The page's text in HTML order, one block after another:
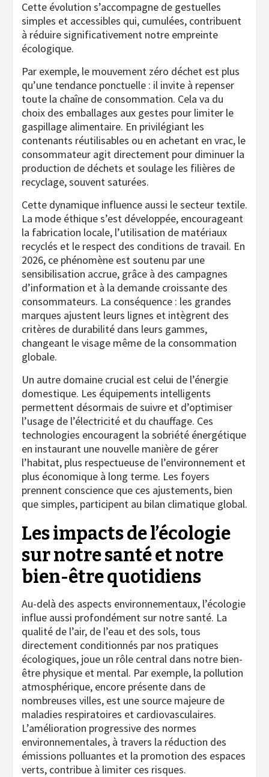
Cette évolution s’accompagne de gestuelles
simples et accessibles qui, cumulées, contribuent
à réduire significativement notre empreinte
écologique.
Par exemple, le mouvement zéro déchet est plus
qu’une tendance ponctuelle : il invite à repenser
toute la chaîne de consommation. Cela va du
choix des emballages aux gestes pour limiter le
gaspillage alimentaire. En privilégiant les
contenants réutilisables ou en achetant en vrac, le
consommateur agit directement pour diminuer la
production de déchets et soulage les filières de
recyclage, souvent saturées.
Cette dynamique influence aussi le secteur textile.
La mode éthique s’est développée, encourageant
la fabrication locale, l’utilisation de matériaux
recyclés et le respect des conditions de travail. En
2026, ce phénomène est soutenu par une
sensibilisation accrue, grâce à des campagnes
d’information et à la demande croissante des
consommateurs. La conséquence : les grandes
marques ajustent leurs lignes et intègrent des
critères de durabilité dans leurs gammes,
changeant le visage même de la consommation
globale.
Un autre domaine crucial est celui de l’énergie
domestique. Les équipements intelligents
permettent désormais de suivre et d’optimiser
l’usage de l’électricité et du chauffage. Ces
technologies encouragent la sobriété énergétique
en instaurant une nouvelle manière de gérer
l’habitat, plus respectueuse de l’environnement et
plus économique à long terme. Les foyers
prennent conscience que ces ajustements, bien
que simples, participent au bilan climatique global.
Les impacts de l’écologie
sur notre santé et notre
bien-être quotidiens
Au-delà des aspects environnementaux, l’écologie
influe aussi profondément sur notre santé. La
qualité de l’air, de l’eau et des sols, tous
directement conditionnés par nos pratiques
écologiques, joue un rôle central dans notre bien-
être physique et mental. Par exemple, la pollution
atmosphérique, encore présente dans de
nombreuses villes, est une source majeure de
maladies respiratoires et cardiovasculaires.
L’amélioration progressive des normes
environnementales, à travers la réduction des
émissions polluantes et la promotion des espaces
verts, contribue à limiter ces risques.